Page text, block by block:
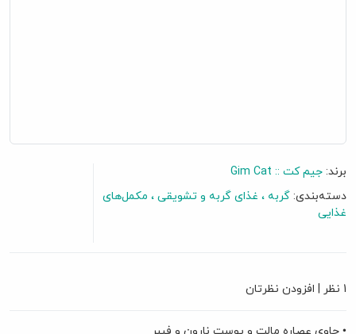
برند: جیم کت :: Gim Cat
دسته‌بندی: گربه غذای گربه و تشویقی
مکمل‌های
غذایی
1 نظر افزودن نظرتان
• حاوی عصاره مالت و پوست نارون و فیبر